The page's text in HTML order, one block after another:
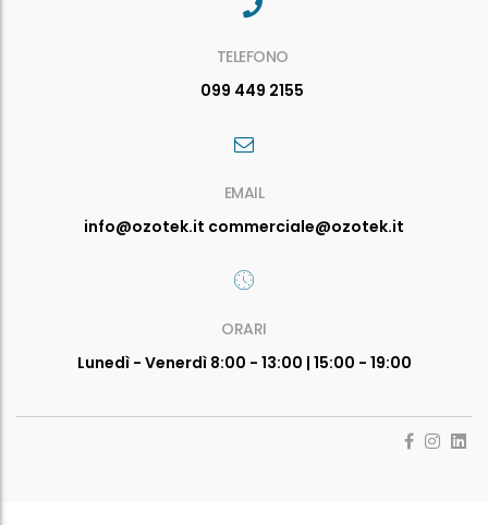
TELEFONO
099 449 2155
EMAIL
info@ozotek.it commerciale@ozotek.it
ORARI
Lunedì - Venerdì 8:00 - 13:00 | 15:00 - 19:00